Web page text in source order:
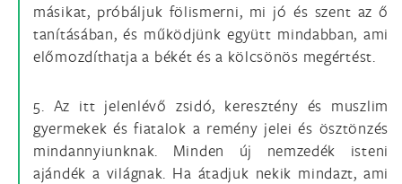
másikat, próbáljuk fölismerni, mi jó és szent az ő
tanításában, és működjünk együtt mindabban, ami
előmozdíthatja a békét és a kölcsönös megértést.
5. Az itt jelenlévő zsidó, keresztény és muszlim
gyermekek és fiatalok a remény jelei és ösztönzés
mindannyiunknak. Minden új nemzedék isteni
ajándék a világnak. Ha átadjuk nekik mindazt, ami